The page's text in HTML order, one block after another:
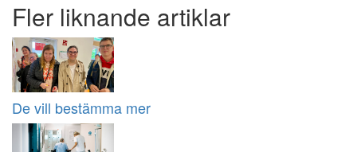
Fler liknande artiklar
De vill bestämma mer